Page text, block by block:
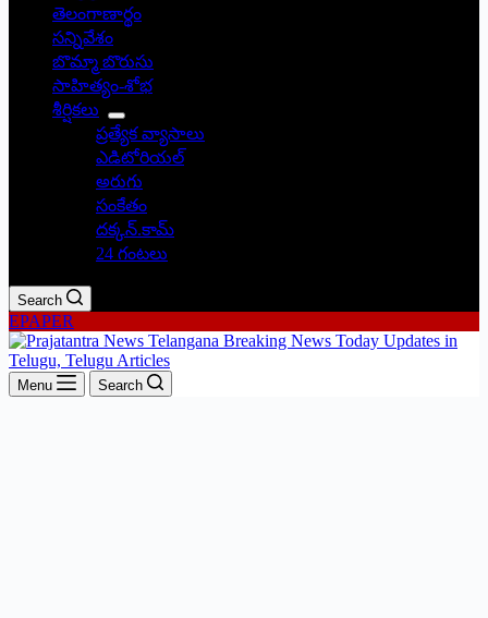
తెలంగాణార్థం
సన్నివేశం
బొమ్మా బొరుసు
సాహిత్యం-శోభ
శీర్షికలు
ప్రత్యేక వ్యాసాలు
ఎడిటోరియల్
అరుగు
సంకేతం
దక్కన్.కామ్
24 గంటలు
Search
EPAPER
Menu Search